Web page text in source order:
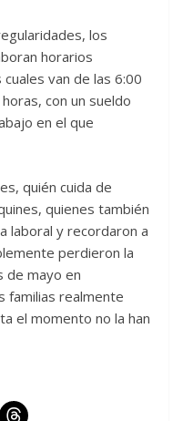
los
horarios
van de las 6:00
con un sueldo
en el que
quién cuida de
quienes también
laboral y recordaron a
perdieron la
de mayo en
familias realmente
el momento no la han